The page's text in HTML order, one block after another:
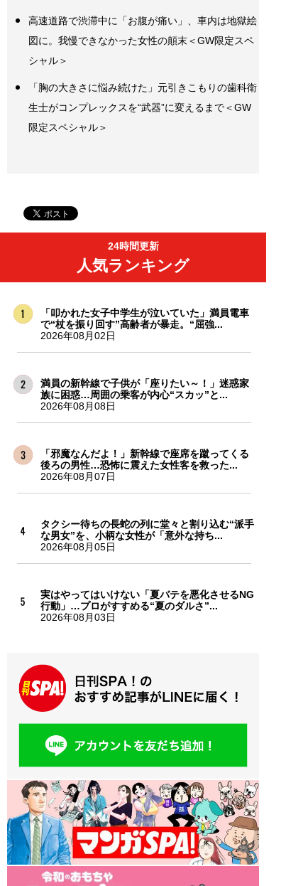
高速道路で渋滞中に「お腹が痛い」、車内は地獄絵
図に。我慢できなかった女性の顛末＜GW限定スペ
シャル＞
「胸の大きさに悩み続けた」元引きこもりの歯科衛
生士がコンプレックスを“武器”に変えるまで＜GW
限定スペシャル＞
24時間更新
人気ランキング
「叩かれた女子中学生が泣いていた」満員電車
で“杖を振り回す”高齢者が暴走。“屈強...
2026年08月02日
満員の新幹線で子供が「座りたい～！」迷惑家
族に困惑…周囲の乗客が内心“スカッ”と...
2026年08月08日
「邪魔なんだよ！」新幹線で座席を蹴ってくる
後ろの男性…恐怖に震えた女性客を救った...
2026年08月07日
タクシー待ちの長蛇の列に堂々と割り込む“派手
な男女”を、小柄な女性が「意外な持ち...
2026年08月05日
実はやってはいけない「夏バテを悪化させるNG
行動」…プロがすすめる“夏のダルさ”...
2026年08月03日